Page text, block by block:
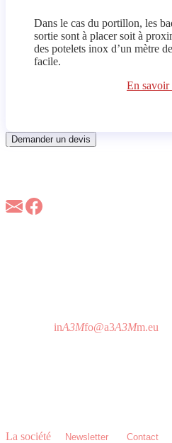
Dans le cas du portillon, les
sortie sont à placer soit à
des potelets inox d’un mètre
facile.
En savoir
Demander un devis
inA3Mfo@a3A3Mm.eu
La société